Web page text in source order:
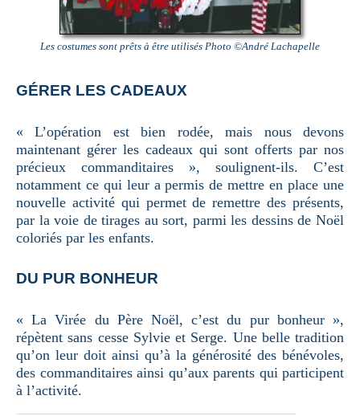
Les costumes sont prêts à être utilisés Photo ©André Lachapelle
GÉRER LES CADEAUX
« L’opération est bien rodée, mais nous devons
maintenant gérer les cadeaux qui sont offerts par nos
précieux commanditaires », soulignent-ils. C’est
notamment ce qui leur a permis de mettre en place une
nouvelle activité qui permet de remettre des présents,
par la voie de tirages au sort, parmi les dessins de Noël
coloriés par les enfants.
DU PUR BONHEUR
« La Virée du Père Noël, c’est du pur bonheur »,
répètent sans cesse Sylvie et Serge. Une belle tradition
qu’on leur doit ainsi qu’à la générosité des bénévoles,
des commanditaires ainsi qu’aux parents qui participent
à l’activité.